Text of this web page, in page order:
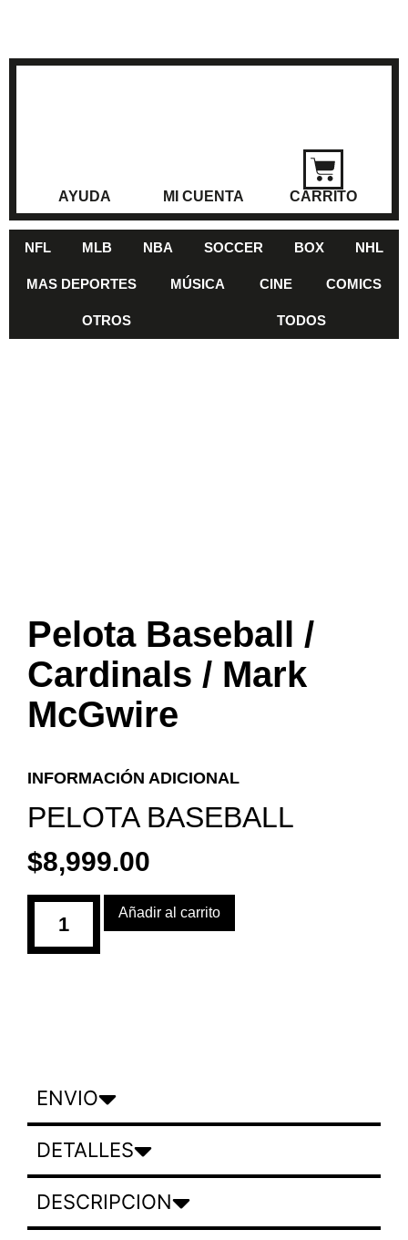
AYUDA MI CUENTA CARRITO
NFL MLB NBA SOCCER BOX NHL
MAS DEPORTES MÚSICA CINE COMICS
OTROS TODOS
Pelota Baseball /
Cardinals / Mark
McGwire
INFORMACIÓN ADICIONAL
PELOTA BASEBALL
$8,999.00
Añadir al carrito
ENVIO
DETALLES
DESCRIPCION